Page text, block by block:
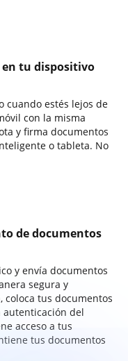
en tu dispositivo
cuando estés lejos de
con la misma
y firma documentos
o tableta. No
de documentos
y envía documentos
segura y
coloca tus documentos
del
acceso a tus
tus documentos